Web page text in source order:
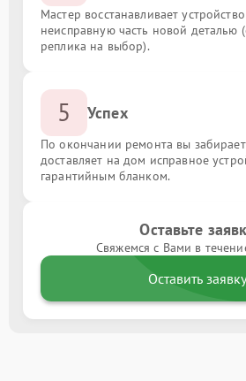
Мастер восстанавливает
неисправную часть новой деталью
реплика на выбор).
5 Успех
По окончании ремонта вы
доставляет на дом исправное
гарантийным бланком.
Оставьте
Свяжемся с Вами в
Оставить заявку